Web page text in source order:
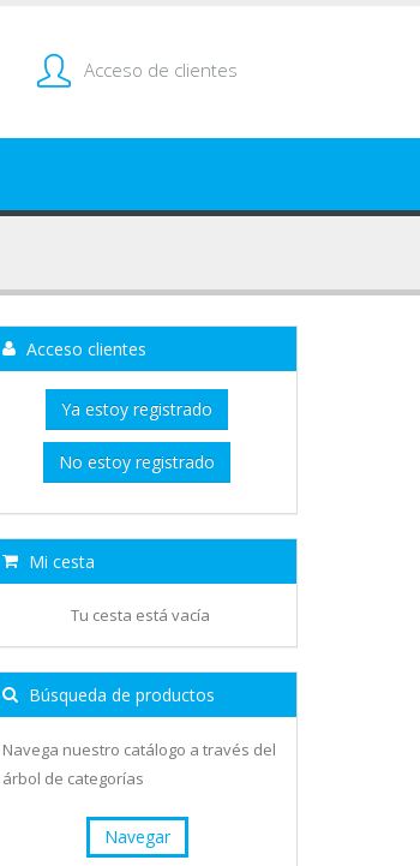
Acceso de clientes
Acceso clientes
Ya estoy registrado
No estoy registrado
Mi cesta
Tu cesta está vacía
Búsqueda de productos
Navega nuestro catálogo a través del
árbol de categorías
Navegar